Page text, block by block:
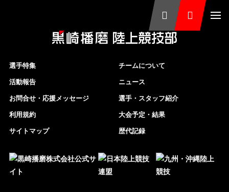
チームについて
ニュース
選手・スタッフ紹介
大会予定・結果
歴代記録
選手特集
活動報告
お問合せ・応援メッセージ
利用規約
サイトマップ